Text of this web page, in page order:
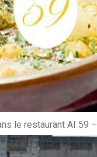
le restaurant AI 59